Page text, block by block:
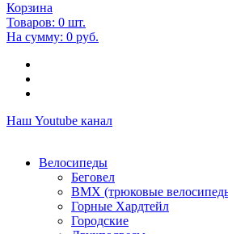
Корзина
Товаров: 0 шт.
На сумму: 0 руб.
Наш Youtube канал
Велосипеды
Беговел
ВМХ (трюковые
Горные Хардтейл
Городские